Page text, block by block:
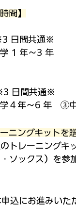
間】
日間共通※
1 年～3 年
日間共通※
４年～6 年 ③
ニングキットを
トレーニングキ
ソックス）を参
込にお進みいた